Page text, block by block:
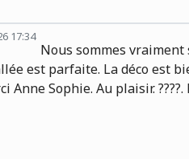
17:34
Nous sommes
est parfaite. La déco est
Anne Sophie. Au plaisir.